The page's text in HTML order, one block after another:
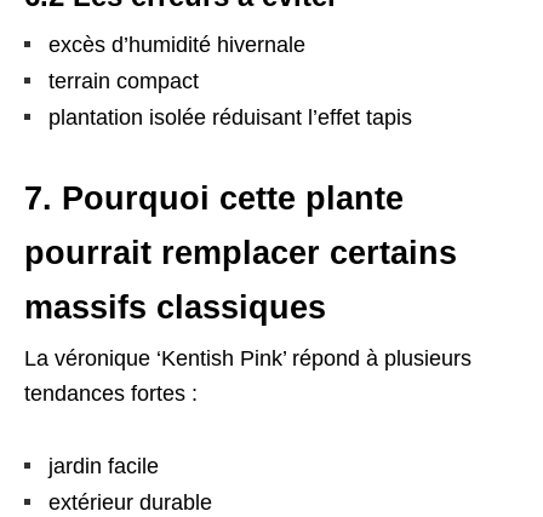
excès d’humidité hivernale
terrain compact
plantation isolée réduisant l’effet tapis
7. Pourquoi cette plante
pourrait remplacer certains
massifs classiques
La véronique ‘Kentish Pink’ répond à plusieurs
tendances fortes :
jardin facile
extérieur durable